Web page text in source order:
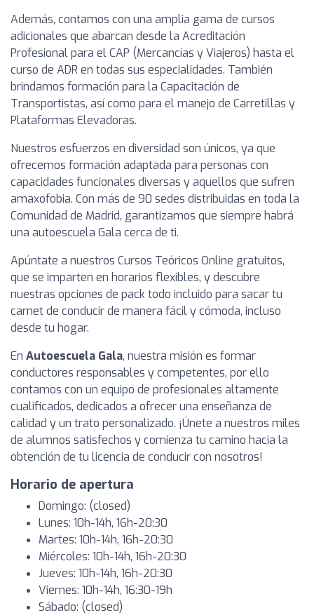
Además, contamos con una amplia gama de cursos
adicionales que abarcan desde la Acreditación
Profesional para el CAP (Mercancías y Viajeros) hasta el
curso de ADR en todas sus especialidades. También
brindamos formación para la Capacitación de
Transportistas, así como para el manejo de Carretillas y
Plataformas Elevadoras.
Nuestros esfuerzos en diversidad son únicos, ya que
ofrecemos formación adaptada para personas con
capacidades funcionales diversas y aquellos que sufren
amaxofobia. Con más de 90 sedes distribuidas en toda la
Comunidad de Madrid, garantizamos que siempre habrá
una autoescuela Gala cerca de ti.
Apúntate a nuestros Cursos Teóricos Online gratuitos,
que se imparten en horarios flexibles, y descubre
nuestras opciones de pack todo incluido para sacar tu
carnet de conducir de manera fácil y cómoda, incluso
desde tu hogar.
En Autoescuela Gala, nuestra misión es formar
conductores responsables y competentes, por ello
contamos con un equipo de profesionales altamente
cualificados, dedicados a ofrecer una enseñanza de
calidad y un trato personalizado. ¡Únete a nuestros miles
de alumnos satisfechos y comienza tu camino hacia la
obtención de tu licencia de conducir con nosotros!
Horario de apertura
Domingo: (closed)
Lunes: 10h-14h, 16h-20:30
Martes: 10h-14h, 16h-20:30
Miércoles: 10h-14h, 16h-20:30
Jueves: 10h-14h, 16h-20:30
Viernes: 10h-14h, 16:30-19h
Sábado: (closed)